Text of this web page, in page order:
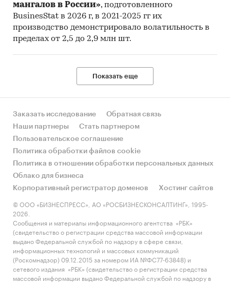
NEW BUDS TRADE CO., LTD, ZIEHER KG, RONA A.S.,
SKLOSERVIS S.R.О.
В разделе `Экспорт` рассмотрены российские
`КРАСНОЕ ЭХО`, ООО `ТОРГОВЫЙ ДОМ `ГЛАСС
ДЕКОР`, АО `ГЛАНИТ`, ООО `ПОСУДА`, АО
`КАВМИНСТЕКЛО`, ООО `СТЕКОЛЬНАЯ
КОМПАНИЯ `ГЕЛИОС`, ООО `ЭКСКЛЮЗИВ
АЛКО`, ООО `ХЕЙЛВУД`, ООО `ЮСТК`, ООО
`ОПЫТНЫЙ СТЕКОЛЬНЫЙ ЗАВОД`, ООО
`ПАРТНЁР`, ООО `ЛУЧ`, АО `БАЛАХНИНСКОЕ
СТЕКЛО`, ООО `ЭП РЕДМЕТТЕХ`, ООО
`ТОРГОВО-ПРОМЫШЛЕННАЯ ГРУППА `ГЛАСС
ДЕКОР`, ООО `РОДНИК И К`, ООО `ЧСЗ-
ГЛАСС`
Выдержки из исследования:
- На российском рынке стеклянной посуды в
последние годы нет выраженного тренда.
- В структуре рынка стеклянной посуды в 2023
г. внутреннее производство превышало объем
мангалов в России», подготовленного
BusinesStat в 2026 г, в 2021-2025 гг их
производство демонстрировало волатильность в
пределах от 2,5 до 2,9 млн шт.
Показать еще
Заказать исследование
Обратная связь
Наши партнеры
Стать партнером
Пользовательское соглашение
Политика обработки файлов cookie
Политика в отношении обработки персональных данных
Облако для бизнеса
Корпоративный регистратор доменов
Хостинг сайтов
© ООО «БИЗНЕСПРЕСС», АО «РОСБИЗНЕСКОНСАЛТИНГ», 1995-
2026.
Сообщения и материалы информационного агентства «РБК»
(свидетельство о регистрации средства массовой информации
выдано Федеральной службой по надзору в сфере связи,
информационных технологий и массовых коммуникаций
(Роскомнадзор) 09.12.2015 за номером ИА №ФС77-63848) и
сетевого издания «РБК» (свидетельство о регистрации средства
массовой информации выдано Федеральной службой по надзору в